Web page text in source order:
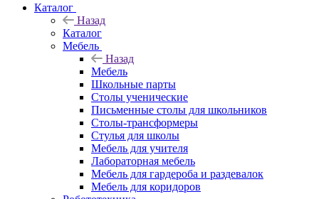
Каталог
Назад
Каталог
Мебель
Назад
Мебель
Школьные парты
Столы ученические
Письменные столы для школьников
Столы-трансформеры
Стулья для школы
Мебель для учителя
Лабораторная мебель
Мебель для гардероба и раздевалок
Мебель для коридоров